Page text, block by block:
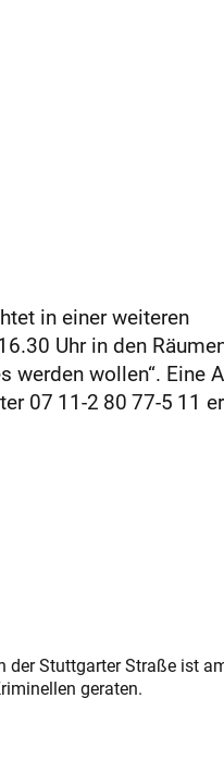
in einer weiteren
Uhr in den
werden wollen“. Eine
07 11-2 80 77-5 11
der Stuttgarter Straße ist
geraten.